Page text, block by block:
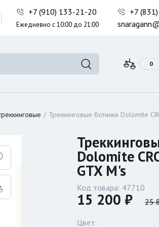
+7 (910) 133-21-20
Ежедневно с 10:00 до 21:00
+7
0
Треккинговые ботинки Dolomite
Dolomite
GTX M's
Код товара: 47710
15 200 ₽ 25
Цвет: